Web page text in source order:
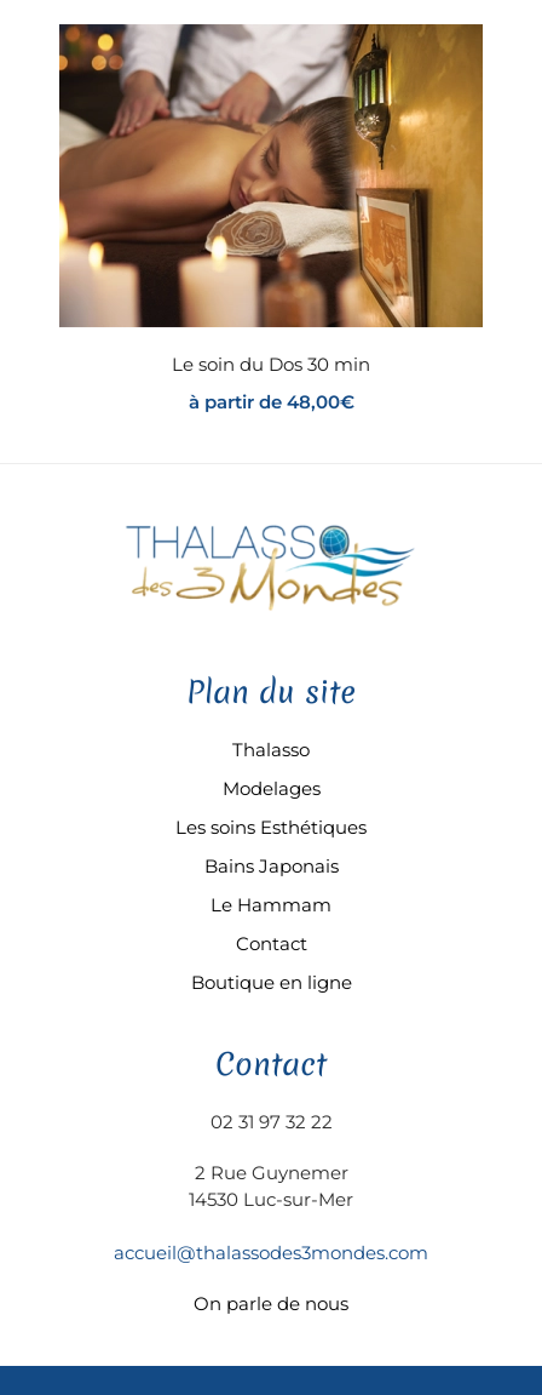
Le soin du Dos 30 min
à partir de 48,00€
Plan du site
Thalasso
Modelages
Les soins Esthétiques
Bains Japonais
Le Hammam
Contact
Boutique en ligne
Contact
02 31 97 32 22
2 Rue Guynemer
14530 Luc-sur-Mer
accueil@thalassodes3mondes.com
On parle de nous